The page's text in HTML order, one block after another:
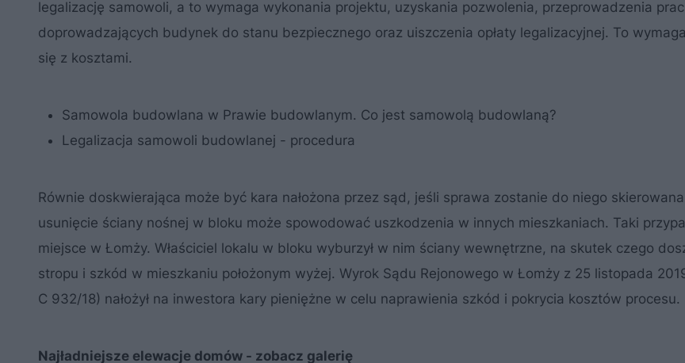
legalizację samowoli, a to wymaga wykonania projektu, uzyskania pozwolenia, przeprowadzenia
doprowadzających budynek do stanu bezpiecznego oraz uiszczenia opłaty legalizacyjnej. To
się z kosztami.
Samowola budowlana w Prawie budowlanym. Co jest samowolą budowlaną?
Legalizacja samowoli budowlanej - procedura
Równie doskwierająca może być kara nałożona przez sąd, jeśli sprawa zostanie do niego
usunięcie ściany nośnej w bloku może spowodować uszkodzenia w innych mieszkaniach. Taki
miejsce w Łomży. Właściciel lokalu w bloku wyburzył w nim ściany wewnętrzne, na skutek czego
stropu i szkód w mieszkaniu położonym wyżej. Wyrok Sądu Rejonowego w Łomży z 25 listopada
C 932/18) nałożył na inwestora kary pieniężne w celu naprawienia szkód i pokrycia kosztów procesu.
Najładniejsze elewacje domów - zobacz galerię